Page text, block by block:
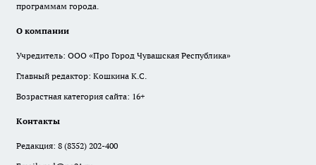
программам города.
О компании
Учредитель: ООО «Про Город Чувашская Республика»
Главный редактор: Кошкина К.С.
Возрастная категория сайта: 16+
Контакты
Редакция: 8 (8352) 202-400